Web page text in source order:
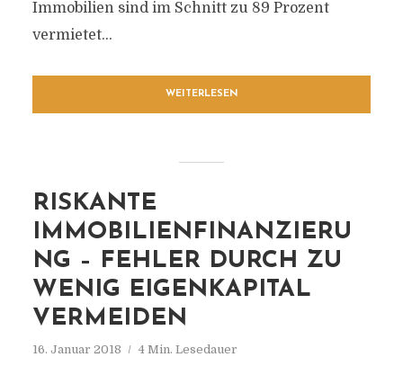
Immobilien sind im Schnitt zu 89 Prozent
vermietet...
WEITERLESEN
RISKANTE
IMMOBILIENFINANZIERU
NG – FEHLER DURCH ZU
WENIG EIGENKAPITAL
VERMEIDEN
16. Januar 2018 4 Min. Lesedauer